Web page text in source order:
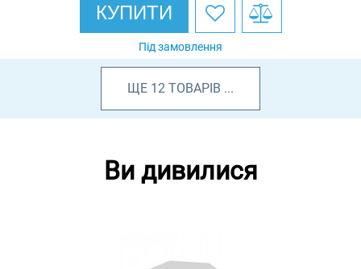
КУПИТИ
Під замовлення
ЩЕ 12 ТОВАРІВ ...
Ви дивилися